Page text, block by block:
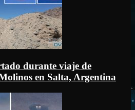
durante viaje de
en Salta, Argentina